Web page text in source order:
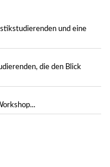
und eine
die den Blick